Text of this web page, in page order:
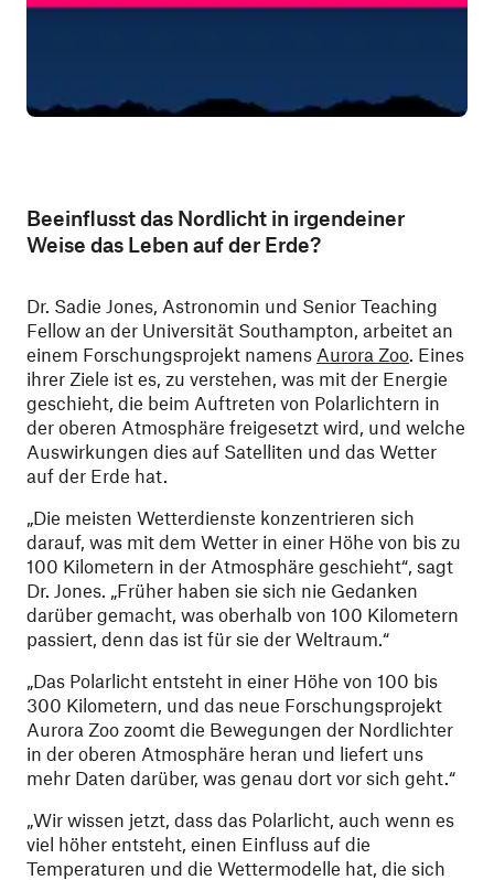
Beeinflusst das Nordlicht in irgendeiner
Weise das Leben auf der Erde?
Dr. Sadie Jones, Astronomin und Senior Teaching
Fellow an der Universität Southampton, arbeitet an
einem Forschungsprojekt namens Aurora Zoo. Eines
ihrer Ziele ist es, zu verstehen, was mit der Energie
geschieht, die beim Auftreten von Polarlichtern in
der oberen Atmosphäre freigesetzt wird, und welche
Auswirkungen dies auf Satelliten und das Wetter
auf der Erde hat.
„Die meisten Wetterdienste konzentrieren sich
darauf, was mit dem Wetter in einer Höhe von bis zu
100 Kilometern in der Atmosphäre geschieht“, sagt
Dr. Jones. „Früher haben sie sich nie Gedanken
darüber gemacht, was oberhalb von 100 Kilometern
passiert, denn das ist für sie der Weltraum.“
„Das Polarlicht entsteht in einer Höhe von 100 bis
300 Kilometern, und das neue Forschungsprojekt
Aurora Zoo zoomt die Bewegungen der Nordlichter
in der oberen Atmosphäre heran und liefert uns
mehr Daten darüber, was genau dort vor sich geht.“
„Wir wissen jetzt, dass das Polarlicht, auch wenn es
viel höher entsteht, einen Einfluss auf die
Temperaturen und die Wettermodelle hat, die sich